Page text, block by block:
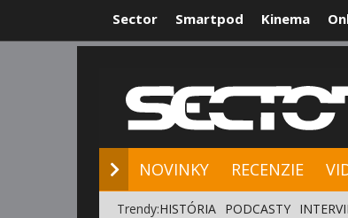
Sector Smartpod Kinema
NOVINKY RECENZIE
Trendy:HISTÓRIA PODCASTY